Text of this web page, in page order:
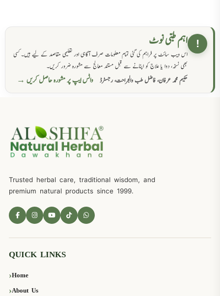
! اہم طبی نوٹ
اس ویب سائٹ پر فراہم کی گئی تمام معلومات صرف آگاہی اور تعلیمی مقاصد کے لیے ہیں۔ کسی
بھی نسخہ، دوا یا علاج کو اپنانے سے قبل مستند معالج سے مشورہ ضرور کریں۔
حکیم محمد عرفان، فاضل طب والجراحت، رجسٹرڈ
واٹس ایپ پر مشورہ حاصل کریں →
Trusted herbal care, traditional wisdom, and
premium natural products since 1999.
QUICK LINKS
Home
About Us